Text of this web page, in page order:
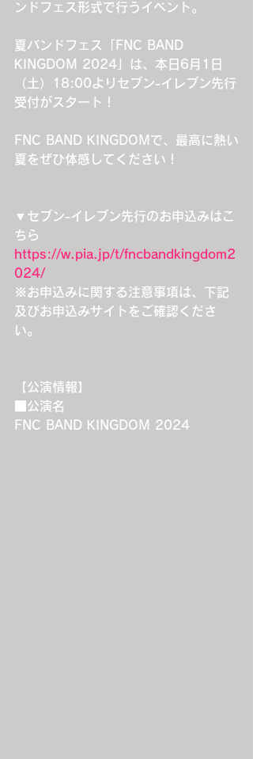
ンドフェス形式で行うイベント。
夏バンドフェス「FNC BAND
KINGDOM 2024」は、本日6月1日
（土）18:00よりセブン-イレブン先行
受付がスタート！
FNC BAND KINGDOMで、最高に熱い
夏をぜひ体感してください！
▼セブン-イレブン先行のお申込みはこ
ちら
https://w.pia.jp/t/fncbandkingdom2
024/
※お申込みに関する注意事項は、下記
及びお申込みサイトをご確認くださ
い。
【公演情報】
■公演名
FNC BAND KINGDOM 2024